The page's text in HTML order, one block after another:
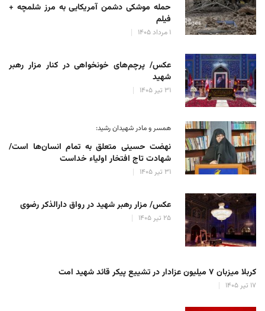
حمله موشکی دشمن آمریکایی به مرز شلمچه +
فیلم
۱ مرداد ۱۴۰۵
عکس/ پرچم‌های خونخواهی در کنار مزار رهبر
شهید
۳۱ تیر ۱۴۰۵
همسر و مادر شهیدان رشید:
نهضت حسینی متعلق به تمام انسان‌ها است/
شهادت تاج افتخار اولیاء خداست
۳۱ تیر ۱۴۰۵
عکس/ مزار رهبر شهید در رواق دارالذکر رضوی
۲۵ تیر ۱۴۰۵
کربلا میزبان ۷ میلیون عزادار در تشییع پیکر قائد شهید امت
۱۷ تیر ۱۴۰۵